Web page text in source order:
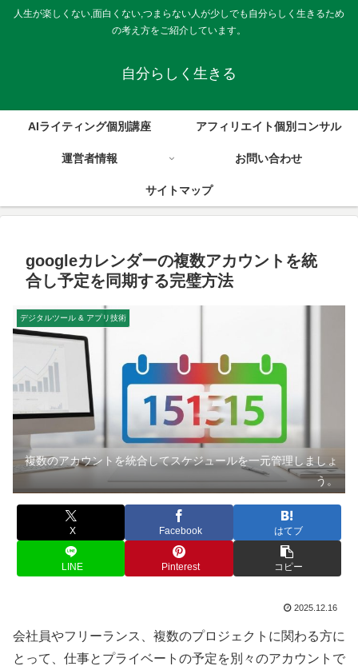
人生が楽しくない,面白くない,つまらない人が少しでも自分らしく生きるため
の考え方をご紹介しています。
自分らしく生きる
AIライティング個別講座 アフィリエイト個別コンサル
運営者情報 お問い合わせ
サイトマップ
googleカレンダーの複数アカウントを統
合し予定を同期する完璧方法
デジタルツール & アプリ技術
複数のアカウントを統合してスケジュールを一元管理しましょ
う。
X Facebook はてブ
LINE Pinterest コピー
2025.12.16
会社員やフリーランス、複数のプロジェクトに関わる方に
とって、仕事とプライベートの予定を別々のアカウントで